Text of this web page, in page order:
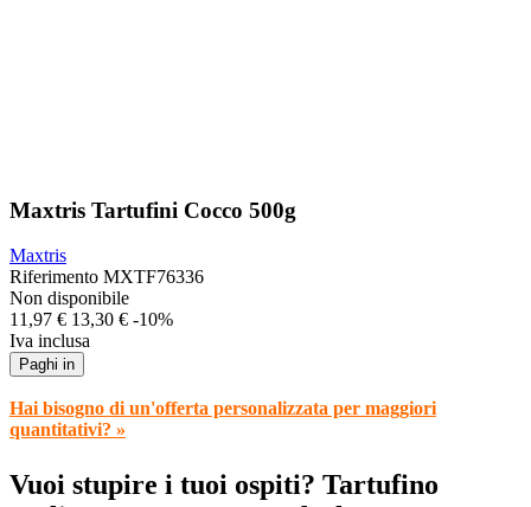
Maxtris Tartufini Cocco 500g
Maxtris
Riferimento MXTF76336
Non disponibile
11,97 € 13,30 € -10%
Iva inclusa
Paghi in
Hai bisogno di un'offerta personalizzata per maggiori
quantitativi? »
Vuoi stupire i tuoi ospiti? Tartufino